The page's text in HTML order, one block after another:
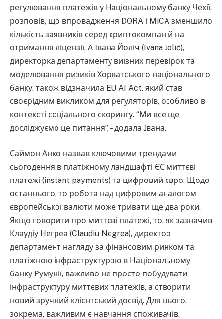
регулювання платежів у Національному банку Чехії,
розповів, що впровадження DORA і MiCA зменшило
кількість заявників серед криптокомпаній на
отримання ліцензії. А Івана Йоліч (Ivana Jolić),
директорка департаменту виїзних перевірок та
моделювання ризиків Хорватського національного
банку, також відзначила EU AI Act, який став
своєрідним викликом для регуляторів, особливо в
контексті соціального скорингу. “Ми все ще
досліджуємо це питання”, – додала Івана.
Саймон Анко назвав ключовими трендами
сьогодення в платіжному ландшафті ЄС миттєві
платежі (instant payments) та цифровий євро. Щодо
останнього, то робота над цифровим аналогом
європейської валюти може тривати ще два роки.
Якщо говорити про миттєві платежі, то, як зазначив
Клаудіу Негреа (Claudiu Negrea), директор
департамент нагляду за фінансовим ринком та
платіжною інфраструктурою в Національному
банку Румунії, важливо не просто побудувати
інфраструктуру миттєвих платежів, а створити
новий зручний клієнтський досвід. Для цього,
зокрема, важливим є навчання споживачів.